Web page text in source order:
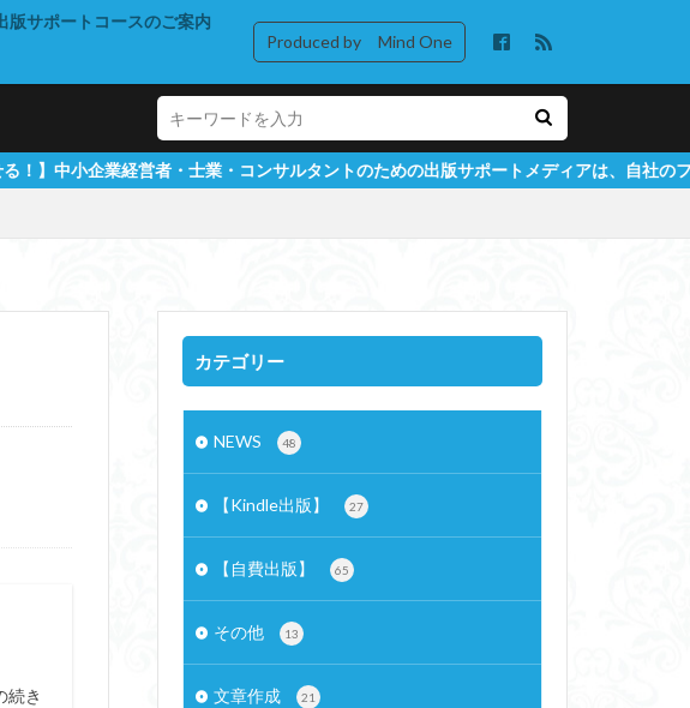
版サポートコースのご案内
Produced by Mind One
士業・コンサルタントのための出版サポートメディアは、自社のファン増強および自
続き
カテゴリー
NEWS 48
【Kindle出版】 27
【自費出版】 65
その他 13
文章作成 21